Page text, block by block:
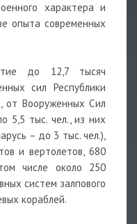
характера и
опыта современных
до 12,7 тысяч
сил Республики
от Вооруженных Сил
5,5 тыс. чел., из них
– до 3 тыс. чел.),
и вертолетов, 680
числе около 250
систем залпового
кораблей.